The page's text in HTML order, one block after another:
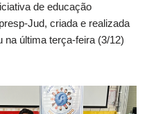
de educação
Jud, criada e realizada
na última terça-feira (3/12)